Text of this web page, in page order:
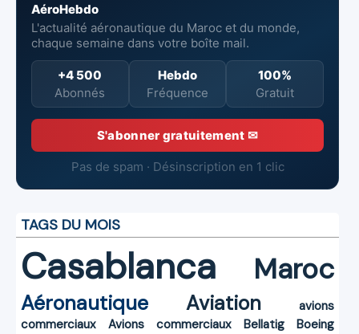
AéroHebdo
L'actualité aéronautique du Maroc et du monde,
chaque semaine dans votre boîte mail.
+4 500
Abonnés
Hebdo
Fréquence
100%
Gratuit
S'abonner gratuitement ✉
Pas de spam · Désinscription en 1 clic
TAGS DU MOIS
Casablanca Maroc
Aéronautique Aviation
avions
commerciaux
Avions commerciaux Bellatig
Boeing